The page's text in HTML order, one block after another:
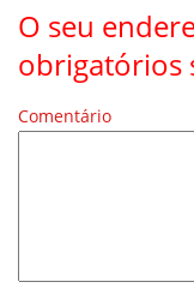
O seu
obrigatórios
Comentário